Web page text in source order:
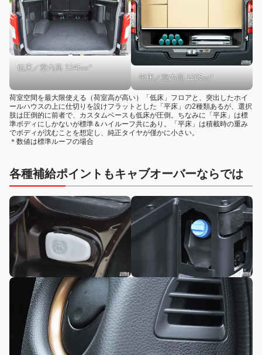
低床／室内高 1345㎜*
平床／室内高 1205㎜*
荷室空間を最大限使える（荷室高が高い）「低床」フロアと、突出したホイ
ールハウスの上に仕切りを設けフラットとした「平床」の2種類あるが、選択
肢は圧倒的に前者で、カスタムベースも低床が圧倒。ちなみに「平床」は標
準ボディにしかないが標準＆ハイルーフ共にあり。「平床」は積載時の重み
でボディが沈むことを想定し、純正タイヤが僅かに小さい。
＊数値は標準ルーフの場合
各種補給ポイントもキャブオーバーならでは